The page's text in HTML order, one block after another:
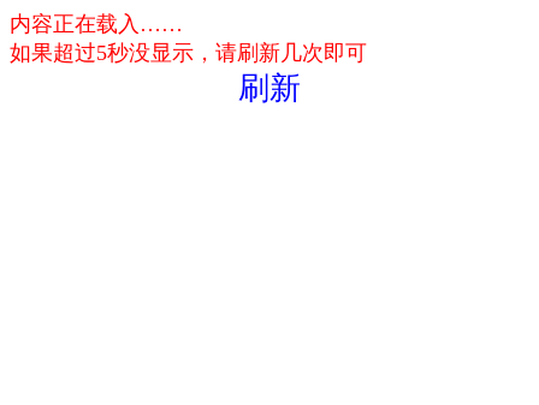
内容正在载入……
如果超过5秒没显示，请刷新几次即可
刷新